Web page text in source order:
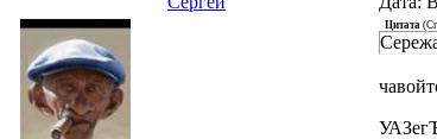
Цитата (